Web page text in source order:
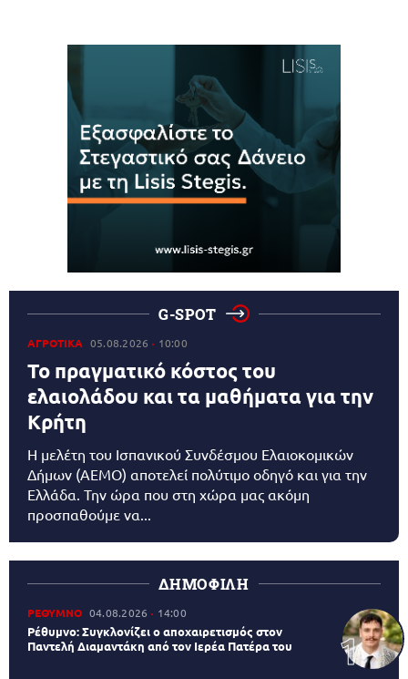
G-SPOT
ΑΓΡΟΤΙΚΑ 05.08.2026 10:00
Το πραγματικό κόστος του
ελαιολάδου και τα μαθήματα για την
Κρήτη
Η μελέτη του Ισπανικού Συνδέσμου Ελαιοκομικών
Δήμων (AEMO) αποτελεί πολύτιμο οδηγό και για την
Ελλάδα. Την ώρα που στη χώρα μας ακόμη
προσπαθούμε να...
ΔΗΜΟΦΙΛΗ
ΡΕΘΥΜΝΟ 04.08.2026 14:00
Ρέθυμνο: Συγκλονίζει ο αποχαιρετισμός στον
Παντελή Διαμαντάκη από τον Ιερέα Πατέρα του